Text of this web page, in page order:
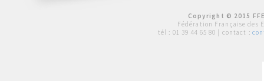
Copyright © 2015
Fédération Française des
tél : 01 39 44 65 80 | contact :